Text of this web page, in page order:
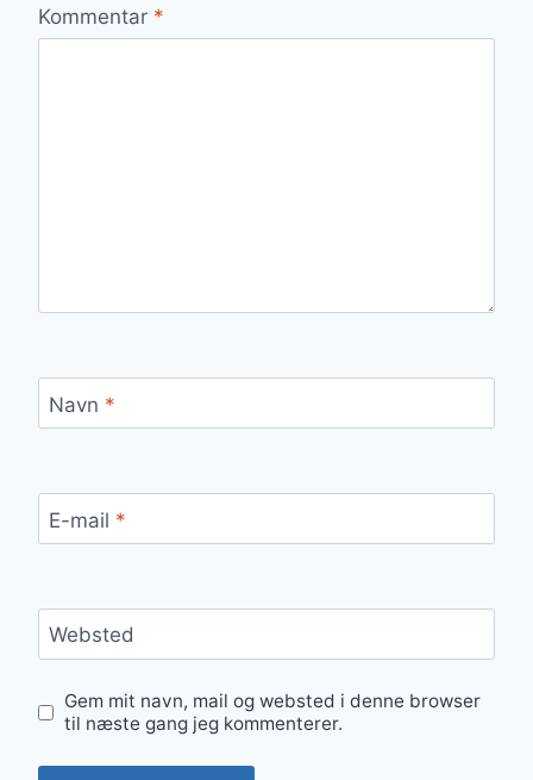
Kommentar *
Navn *
E-mail *
Websted
Gem mit navn, mail og websted i denne browser
til næste gang jeg kommenterer.